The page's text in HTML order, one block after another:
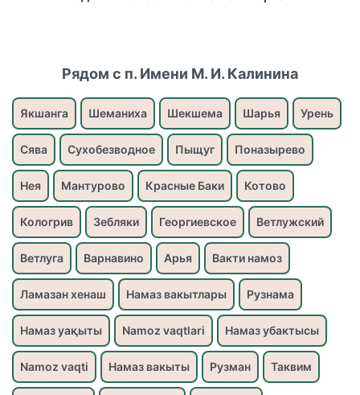
Рядом с п. Имени М. И. Калинина
Якшанга Шеманиха Шекшема Шарья Урень
Сява Сухобезводное Пыщуг Поназырево
Нея Мантурово Красные Баки Котово
Кологрив Зебляки Георгиевское Ветлужский
Ветлуга Варнавино Арья Вакти намоз
Ламазан хенаш Намаз вакытлары Рузнама
Намаз уақыты Namoz vaqtlari Намаз убактысы
Namoz vaqti Намаз вакыты Рузман Таквим